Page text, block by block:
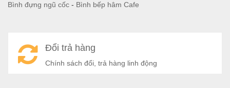
Bình đựng ngũ cốc - Bình bếp hâm Cafe
Đổi trả hàng
Chính sách đổi, trả hàng linh động